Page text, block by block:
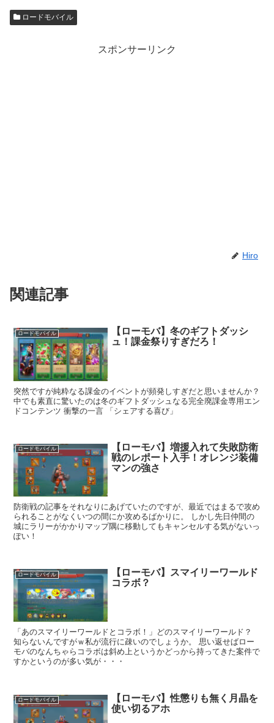
ロードモバイル
スポンサーリンク
Hiro
関連記事
ロードモバイル
【ローモバ】冬のギフトダッシ
ュ！課金祭りすぎだろ！
突然ですが純粋なる課金のイベントが頻発しすぎだと思いませんか？
中でも素直に驚いたのは冬のギフトダッシュなる完全廃課金専用エン
ドコンテンツ 衝撃の一言 「シェアする喜び」
ロードモバイル
【ローモバ】増援入れて失敗防衛
戦のレポート入手！オレンジ装備
マンの強さ
防衛戦の記事をそれなりにあげていたのですが、最近ではまるで攻め
られることがなくいつの間にか攻めるばかりに。 しかし先日仲間の
城にラリーがかかりマップ隅に移動してもキャンセルする気がないっ
ぽい！
ロードモバイル
【ローモバ】スマイリーワールド
コラボ？
「あのスマイリーワールドとコラボ！」どのスマイリーワールド？
知らないんですがｗ私が流行に疎いのでしょうか。 思い返せばロー
モバのなんちゃらコラボは斜め上というかどっから持ってきた案件で
すかというのが多い気が・・・
ロードモバイル
【ローモバ】性懲りも無く月晶を
使い切るアホ